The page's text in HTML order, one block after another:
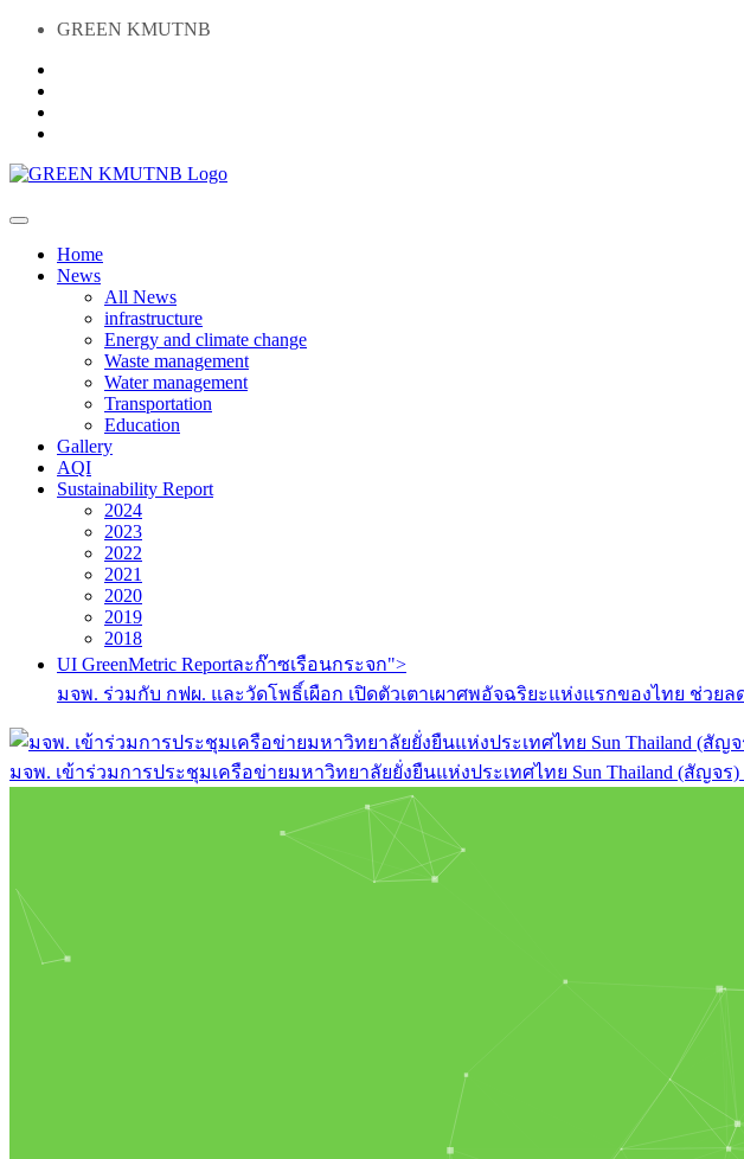
GREEN KMUTNB
Home
News
All News
infrastructure
Energy and climate change
Waste management
Water management
Transportation
Education
Gallery
AQI
Sustainability Report
2024
2023
2022
2021
2020
2019
2018
UI GreenMetric Reportละก๊าซเรือนกระจก">
มจพ. ร่วมกับ กฟผ. และวัดโพธิ์เผือก เปิดตัวเตาเผาศพอัจฉริยะแห่งแรกของไทย ช่วย
มจพ. เข้าร่วมการประชุมเครือข่ายมหาวิทยาลัยยั่งยืนแห่งประเทศไทย Sun Thailand (สัญจร)